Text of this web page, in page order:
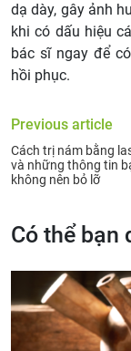
dạ dày, gây ảnh
khi có dấu hiệu
bác sĩ ngay để
hồi phục.
Previous article
Cách trị nám bằng
và những thông tin
không nên bỏ lỡ
Có thể bạn